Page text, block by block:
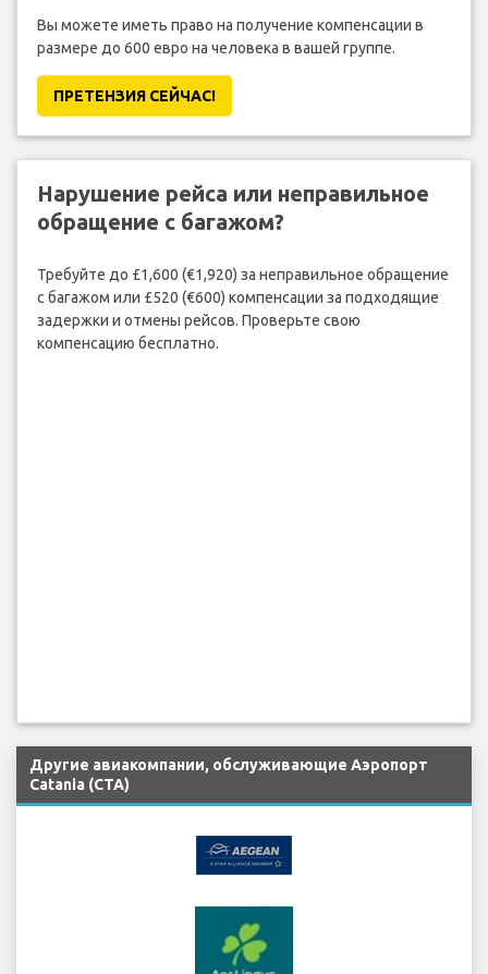
Вы можете иметь право на получение компенсации в
размере до 600 евро на человека в вашей группе.
ПРЕТЕНЗИЯ CЕЙЧАС!
Нарушение рейса или неправильное
обращение с багажом?
Требуйте до £1,600 (€1,920) за неправильное обращение
с багажом или £520 (€600) компенсации за подходящие
задержки и отмены рейсов. Проверьте свою
компенсацию бесплатно.
Другие авиакомпании, обслуживающие Аэропорт
Catania (CTA)